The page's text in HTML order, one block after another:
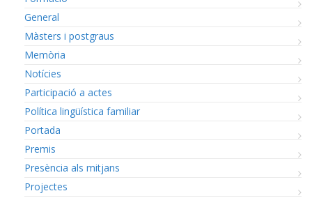
General
Màsters i postgraus
Memòria
Notícies
Participació a actes
Política lingüística familiar
Portada
Premis
Presència als mitjans
Projectes